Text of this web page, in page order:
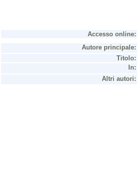
Accesso online:
Autore principale:
Titolo:
In:
Altri autori: